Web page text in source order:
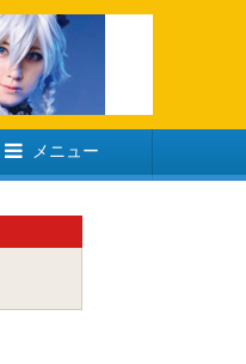
メニュー